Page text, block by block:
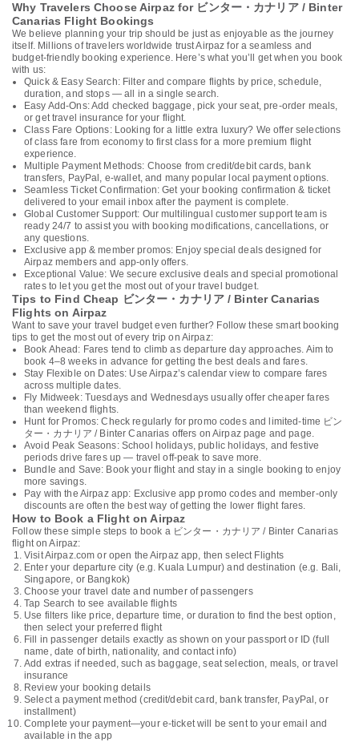
Why Travelers Choose Airpaz for ビンター・カナリア / Binter
Canarias Flight Bookings
We believe planning your trip should be just as enjoyable as the journey
itself. Millions of travelers worldwide trust Airpaz for a seamless and
budget-friendly booking experience. Here’s what you’ll get when you book
with us:
Quick & Easy Search: Filter and compare flights by price, schedule,
duration, and stops — all in a single search.
Easy Add-Ons: Add checked baggage, pick your seat, pre-order meals,
or get travel insurance for your flight.
Class Fare Options: Looking for a little extra luxury? We offer selections
of class fare from economy to first class for a more premium flight
experience.
Multiple Payment Methods: Choose from credit/debit cards, bank
transfers, PayPal, e-wallet, and many popular local payment options.
Seamless Ticket Confirmation: Get your booking confirmation & ticket
delivered to your email inbox after the payment is complete.
Global Customer Support: Our multilingual customer support team is
ready 24/7 to assist you with booking modifications, cancellations, or
any questions.
Exclusive app & member promos: Enjoy special deals designed for
Airpaz members and app-only offers.
Exceptional Value: We secure exclusive deals and special promotional
rates to let you get the most out of your travel budget.
Tips to Find Cheap ビンター・カナリア / Binter Canarias
Flights on Airpaz
Want to save your travel budget even further? Follow these smart booking
tips to get the most out of every trip on Airpaz:
Book Ahead: Fares tend to climb as departure day approaches. Aim to
book 4–8 weeks in advance for getting the best deals and fares.
Stay Flexible on Dates: Use Airpaz’s calendar view to compare fares
across multiple dates.
Fly Midweek: Tuesdays and Wednesdays usually offer cheaper fares
than weekend flights.
Hunt for Promos: Check regularly for promo codes and limited-time ビン
ター・カナリア / Binter Canarias offers on Airpaz page and page.
Avoid Peak Seasons: School holidays, public holidays, and festive
periods drive fares up — travel off-peak to save more.
Bundle and Save: Book your flight and stay in a single booking to enjoy
more savings.
Pay with the Airpaz app: Exclusive app promo codes and member-only
discounts are often the best way of getting the lower flight fares.
How to Book a Flight on Airpaz
Follow these simple steps to book a ビンター・カナリア / Binter Canarias
flight on Airpaz:
Visit Airpaz.com or open the Airpaz app, then select Flights
Enter your departure city (e.g. Kuala Lumpur) and destination (e.g. Bali,
Singapore, or Bangkok)
Choose your travel date and number of passengers
Tap Search to see available flights
Use filters like price, departure time, or duration to find the best option,
then select your preferred flight
Fill in passenger details exactly as shown on your passport or ID (full
name, date of birth, nationality, and contact info)
Add extras if needed, such as baggage, seat selection, meals, or travel
insurance
Review your booking details
Select a payment method (credit/debit card, bank transfer, PayPal, or
installment)
Complete your payment—your e-ticket will be sent to your email and
available in the app